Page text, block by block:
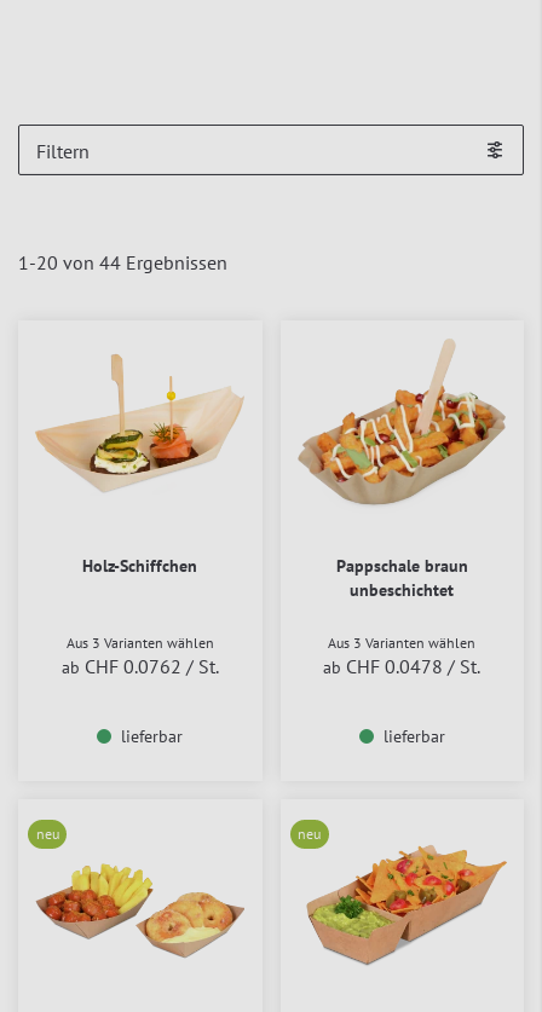
1-20 von 44 Ergebnissen
Holz-Schiffchen
Aus 3 Varianten wählen
ab CHF 0.0762 / St.
lieferbar
Pappschale braun
unbeschichtet
Aus 3 Varianten wählen
ab CHF 0.0478 / St.
lieferbar
neu neu
Filtern